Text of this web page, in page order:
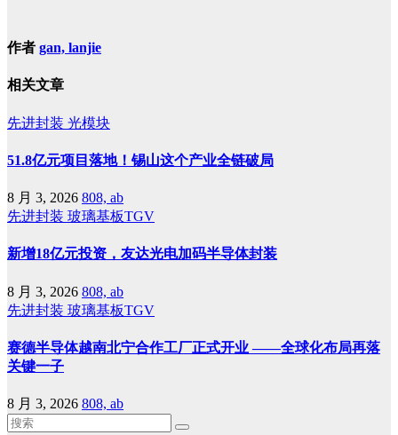
作者 gan, lanjie
相关文章
先进封装 光模块
51.8亿元项目落地！锡山这个产业全链破局
8 月 3, 2026 808, ab
先进封装 玻璃基板TGV
新增18亿元投资，友达光电加码半导体封装
8 月 3, 2026 808, ab
先进封装 玻璃基板TGV
赛德半导体越南北宁合作工厂正式开业 ——全球化布局再落
关键一子
8 月 3, 2026 808, ab